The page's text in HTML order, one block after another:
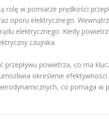
w pomiarze prędkości
oporu elektrycznego.
elektrycznego. Kiedy
czujnika.
powietrza, co ma
określenie efektywności
co pomaga w